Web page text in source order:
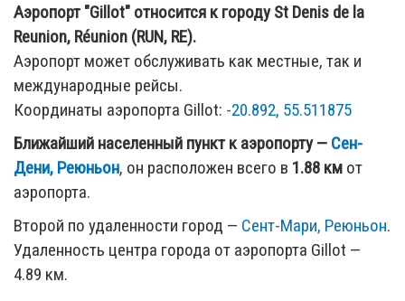
Аэропорт "Gillot" относится к городу St Denis de la
Reunion, Réunion (RUN, RE).
Аэропорт может обслуживать как местные, так и
международные рейсы.
Координаты аэропорта Gillot: -20.892, 55.511875
Ближайший населенный пункт к аэропорту — Сен-
Дени, Реюньон, он расположен всего в 1.88 км от
аэропорта.
Второй по удаленности город — Сент-Мари, Реюньон.
Удаленность центра города от аэропорта Gillot —
4.89 км.